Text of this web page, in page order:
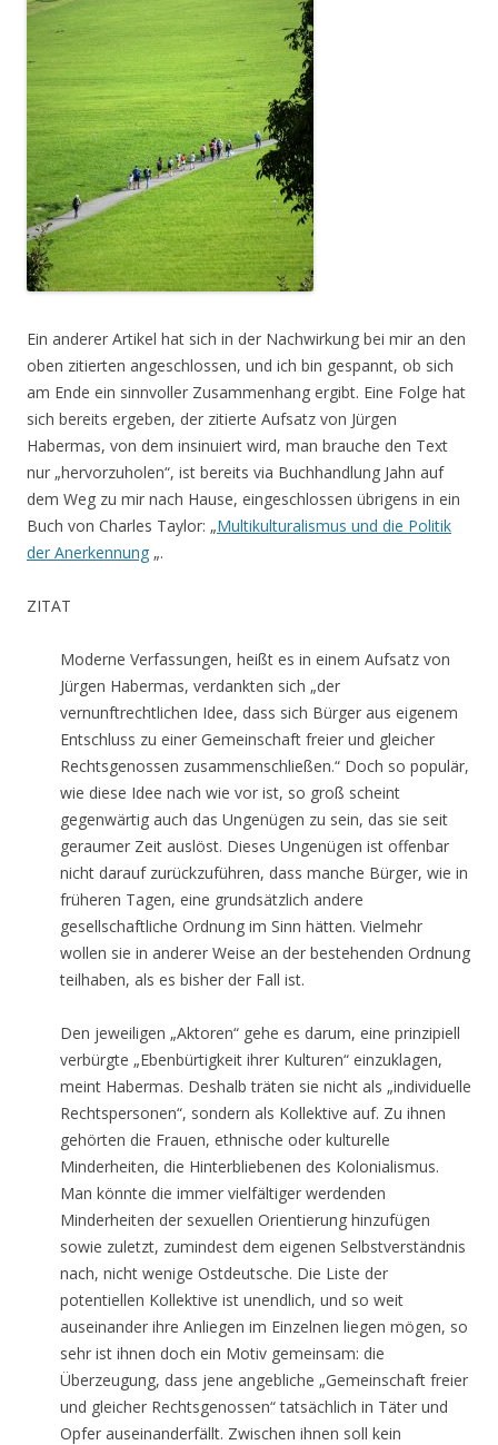
Ein anderer Artikel hat sich in der Nachwirkung bei mir an den
oben zitierten angeschlossen, und ich bin gespannt, ob sich
am Ende ein sinnvoller Zusammenhang ergibt. Eine Folge hat
sich bereits ergeben, der zitierte Aufsatz von Jürgen
Habermas, von dem insinuiert wird, man brauche den Text
nur „hervorzuholen“, ist bereits via Buchhandlung Jahn auf
dem Weg zu mir nach Hause, eingeschlossen übrigens in ein
Buch von Charles Taylor: „Multikulturalismus und die Politik
der Anerkennung „.
ZITAT
Moderne Verfassungen, heißt es in einem Aufsatz von
Jürgen Habermas, verdankten sich „der
vernunftrechtlichen Idee, dass sich Bürger aus eigenem
Entschluss zu einer Gemeinschaft freier und gleicher
Rechtsgenossen zusammenschließen.“ Doch so populär,
wie diese Idee nach wie vor ist, so groß scheint
gegenwärtig auch das Ungenügen zu sein, das sie seit
geraumer Zeit auslöst. Dieses Ungenügen ist offenbar
nicht darauf zurückzuführen, dass manche Bürger, wie in
früheren Tagen, eine grundsätzlich andere
gesellschaftliche Ordnung im Sinn hätten. Vielmehr
wollen sie in anderer Weise an der bestehenden Ordnung
teilhaben, als es bisher der Fall ist.
Den jeweiligen „Aktoren“ gehe es darum, eine prinzipiell
verbürgte „Ebenbürtigkeit ihrer Kulturen“ einzuklagen,
meint Habermas. Deshalb träten sie nicht als „individuelle
Rechtspersonen“, sondern als Kollektive auf. Zu ihnen
gehörten die Frauen, ethnische oder kulturelle
Minderheiten, die Hinterbliebenen des Kolonialismus.
Man könnte die immer vielfältiger werdenden
Minderheiten der sexuellen Orientierung hinzufügen
sowie zuletzt, zumindest dem eigenen Selbstverständnis
nach, nicht wenige Ostdeutsche. Die Liste der
potentiellen Kollektive ist unendlich, und so weit
auseinander ihre Anliegen im Einzelnen liegen mögen, so
sehr ist ihnen doch ein Motiv gemeinsam: die
Überzeugung, dass jene angebliche „Gemeinschaft freier
und gleicher Rechtsgenossen“ tatsächlich in Täter und
Opfer auseinanderfällt. Zwischen ihnen soll kein